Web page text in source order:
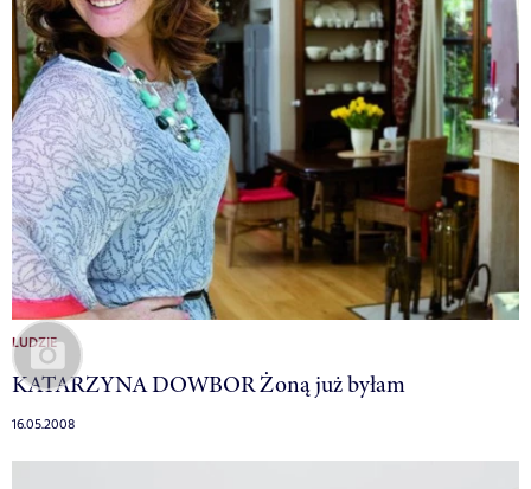
LUDZIE
KATARZYNA DOWBOR Żoną już byłam
16.05.2008